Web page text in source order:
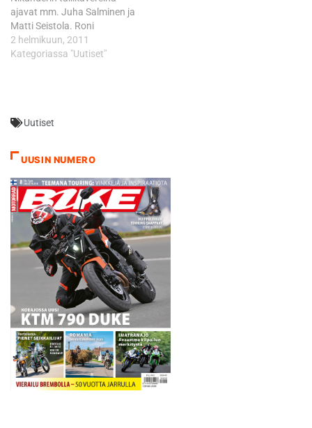
vanhan motocrossradan
päällä. Erkylän lukot on
yksityisaluetta ja normaalisti
yleisöltä suljettu, joten leiri oli
kuljettajille siinäkin
ajavat mm. Juha Salminen ja
Matti Seistola. Roni
tavoittelee menestystä
junioreiden EJ-luokassa
toteutui!" -totesi Espanjan
Nikander tyytyväisenä.
"Sopimus mahdollistaa
täydellisen keskittymisen itse
kilpailemiseen teamin
huolehtiessa…
2 helmikuun, 2011
Kategoriassa "Uutiset"
Uutiset
UUSIN NUMERO